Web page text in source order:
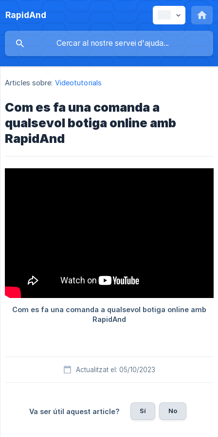
RapidAnd
Articles sobre: Videotutorials
Com es fa una comanda a
qualsevol botiga online amb
RapidAnd
Actualitzat el: 05/10/2023
Va ser útil aquest article? Sí No